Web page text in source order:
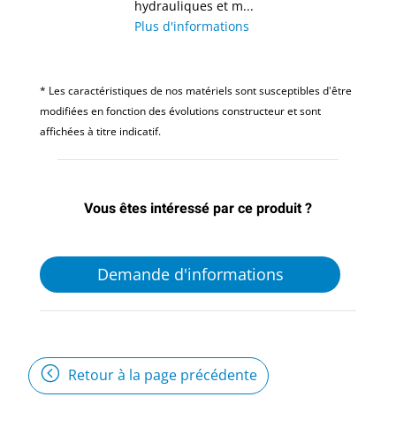
hydrauliques et m...
Plus d'informations
* Les caractéristiques de nos matériels sont susceptibles d'être
modifiées en fonction des évolutions constructeur et sont
affichées à titre indicatif.
Vous êtes intéressé par ce produit ?
Demande d'informations
Retour à la page précédente